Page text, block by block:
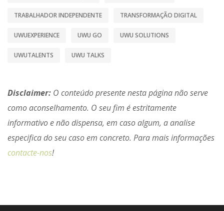
TRABALHADOR INDEPENDENTE TRANSFORMAÇÃO DIGITAL
UWUEXPERIENCE UWU GO UWU SOLUTIONS
UWUTALENTS UWU TALKS
Disclaimer: O conteúdo presente nesta página não serve
como aconselhamento. O seu fim é estritamente
informativo e não dispensa, em caso algum, a analise
especifica do seu caso em concreto. Para mais informações
contacte-nos!